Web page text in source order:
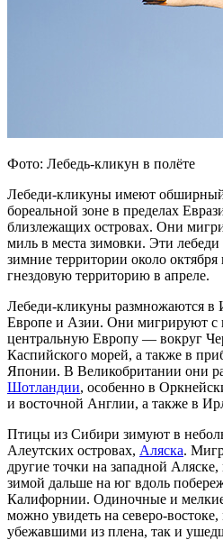
Фото: Лебедь-кликун в полёте
Лебеди-кликуны имеют обширный
бореальной зоне в пределах
близлежащих островах. Они
миль в места зимовки. Эти
зимние территории около
гнездовую территорию в апреле.
Лебеди-кликуны размножаются в
Европе и Азии. Они мигрируют с
центральную Европу — вокруг
Каспийского морей, а также в
Японии. В Великобритании они
Шотландии, особенно в
и восточной Англии, а также в
Птицы из Сибири зимуют в
Алеутских островах, Аляска.
другие точки на западной
зимой дальше на юг вдоль
Калифорнии. Одиночные и мелкие
можно увидеть на северо-
убежавшими из плена, так и